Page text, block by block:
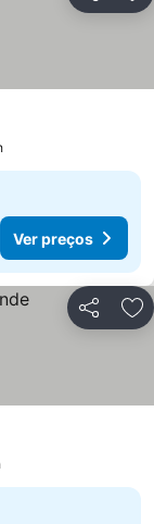
Ver preços
Partilhar